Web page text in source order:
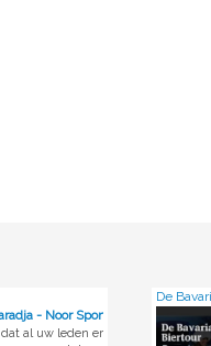
- Noor Sportswear
al uw leden er
De